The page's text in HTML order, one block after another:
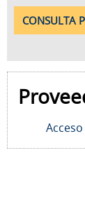
CONSULTA